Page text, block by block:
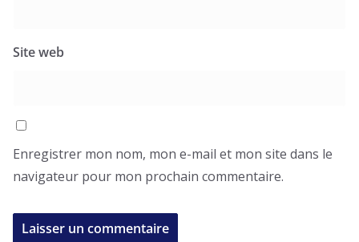
Site web
Enregistrer mon nom, mon e-mail et mon site dans le
navigateur pour mon prochain commentaire.